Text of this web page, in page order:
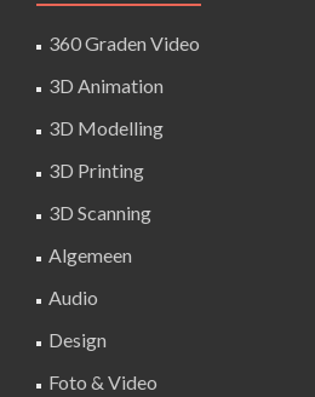
360 Graden Video
3D Animation
3D Modelling
3D Printing
3D Scanning
Algemeen
Audio
Design
Foto & Video